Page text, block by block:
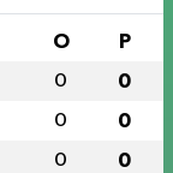
O P
0 0
0 0
0 0